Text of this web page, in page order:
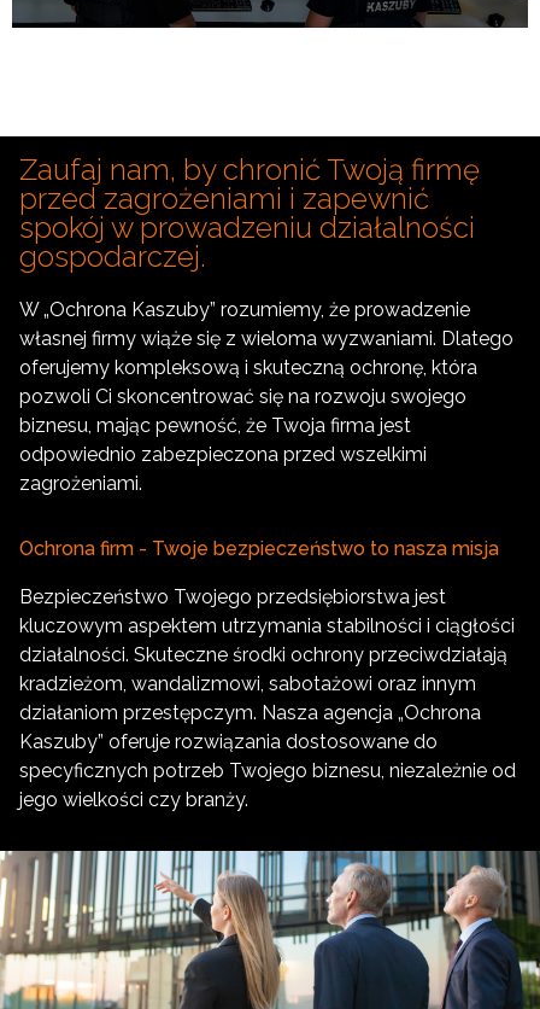
Zaufaj nam, by chronić Twoją firmę
przed zagrożeniami i zapewnić
spokój w prowadzeniu działalności
gospodarczej.
W „Ochrona Kaszuby” rozumiemy, że prowadzenie
własnej firmy wiąże się z wieloma wyzwaniami. Dlatego
oferujemy kompleksową i skuteczną ochronę, która
pozwoli Ci skoncentrować się na rozwoju swojego
biznesu, mając pewność, że Twoja firma jest
odpowiednio zabezpieczona przed wszelkimi
zagrożeniami.
Ochrona firm - Twoje bezpieczeństwo to nasza misja
Bezpieczeństwo Twojego przedsiębiorstwa jest
kluczowym aspektem utrzymania stabilności i ciągłości
działalności. Skuteczne środki ochrony przeciwdziałają
kradzieżom, wandalizmowi, sabotażowi oraz innym
działaniom przestępczym. Nasza agencja „Ochrona
Kaszuby” oferuje rozwiązania dostosowane do
specyficznych potrzeb Twojego biznesu, niezależnie od
jego wielkości czy branży.